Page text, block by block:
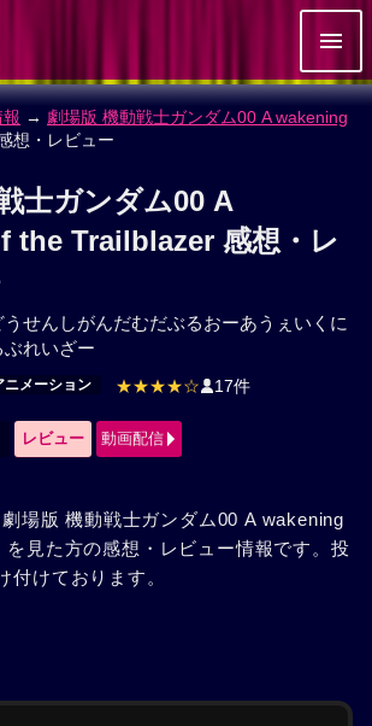
→ 劇場版 機動戦士ガンダム00 A wakening
想・レビュー
士ガンダム00 A
the Trailblazer 感想・レ
せんしがんだむだぶるおーあうぇいくに
れいざー
ニメーション ★★★★☆ 17件
レビュー 動画配信
劇場版 機動戦士ガンダム00 A wakening
見た方の感想・レビュー情報です。投
付けております。